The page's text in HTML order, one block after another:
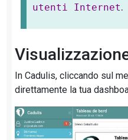
utenti Internet.
In Cadulis, cliccando sul
direttamente la tua